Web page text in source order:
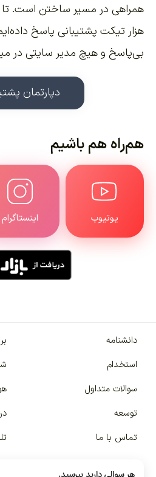
هزار تیکت پشتیبانی پاسخ
بی‌پاسخ و هیچ مدیر سایتی در
دپارتمان
هم‌راه هم باشیم
یوتیوب اینستاگرام
دانشنامه
استخدام
سوالات متداول
توسعه
تماس با ما